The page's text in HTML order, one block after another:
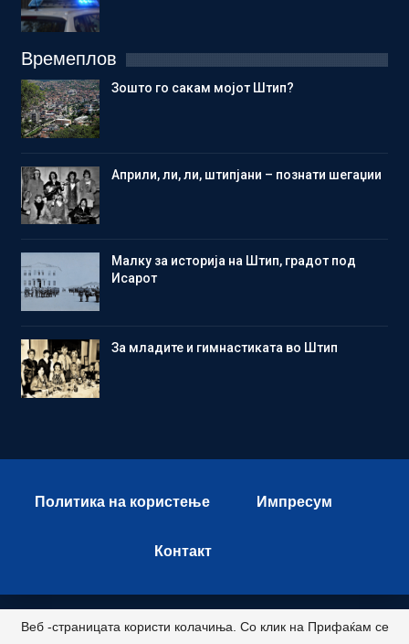
Времеплов
Зошто го сакам мојот Штип?
Aприли, ли, ли, штипјани – познати шегаџии
Малку за историја на Штип, градот под
Исарот
Зa младите и гимнастиката во Штип
Политика на користење Импресум
Контакт
© 2026 - Istok Press. All Rights Reserved.
Веб -страницата користи колачиња. Со клик на Прифаќам се